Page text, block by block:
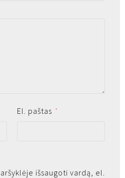
El. paštas *
išsaugoti vardą, el.